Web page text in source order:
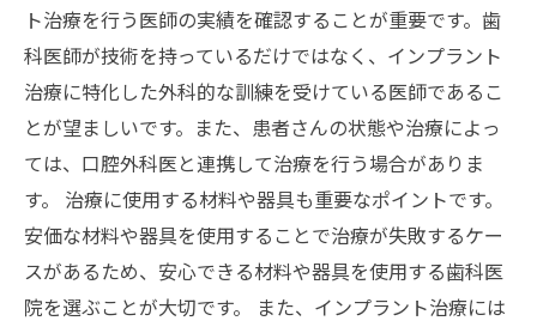
ト治療を行う医師の実績を確認することが重要です。歯
科医師が技術を持っているだけではなく、インプラント
治療に特化した外科的な訓練を受けている医師であるこ
とが望ましいです。また、患者さんの状態や治療によっ
ては、口腔外科医と連携して治療を行う場合がありま
す。 治療に使用する材料や器具も重要なポイントです。
安価な材料や器具を使用することで治療が失敗するケー
スがあるため、安心できる材料や器具を使用する歯科医
院を選ぶことが大切です。 また、インプラント治療には